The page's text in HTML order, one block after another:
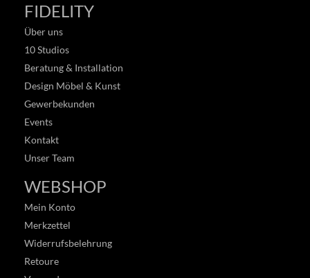
FIDELITY
Über uns
10 Studios
Beratung & Installation
Design Möbel & Kunst
Gewerbekunden
Events
Kontakt
Unser Team
WEBSHOP
Mein Konto
Merkzettel
Widerrufsbelehrung
Retoure